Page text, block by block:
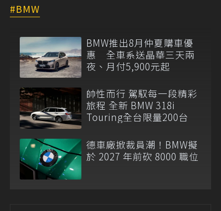
BMW
BMW推出8月仲夏購車優
惠 全車系送晶華三天兩
夜、月付5,900元起
帥性而行 駕馭每一段精彩
旅程 全新 BMW 318i
Touring全台限量200台
德車廠掀裁員潮！BMW擬
於 2027 年前砍 8000 職位